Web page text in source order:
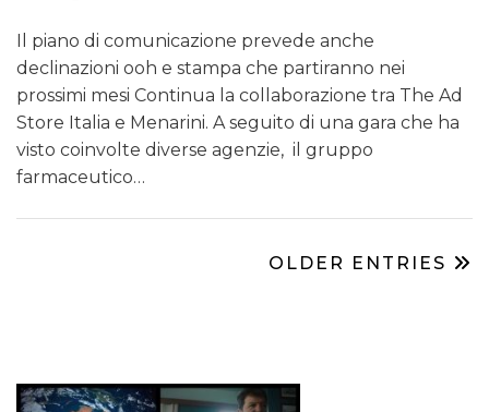
Il piano di comunicazione prevede anche
declinazioni ooh e stampa che partiranno nei
prossimi mesi Continua la collaborazione tra The Ad
Store Italia e Menarini. A seguito di una gara che ha
visto coinvolte diverse agenzie, il gruppo
farmaceutico…
OLDER ENTRIES